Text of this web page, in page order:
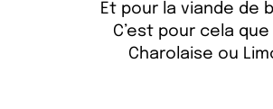
Et pour la viande de
C’est pour cela
Charolaise ou